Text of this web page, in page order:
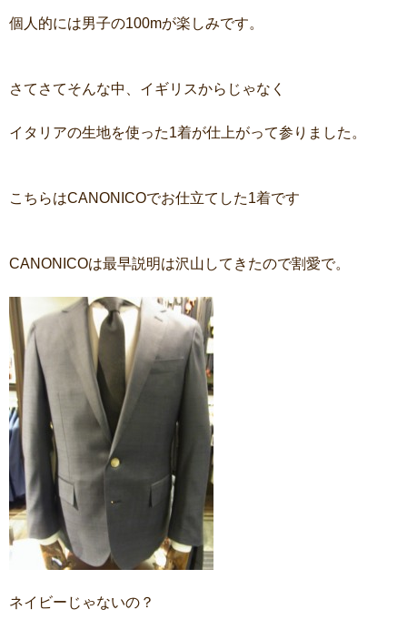
個人的には男子の100mが楽しみです。
さてさてそんな中、イギリスからじゃなく
イタリアの生地を使った1着が仕上がって参りました。
こちらはCANONICOでお仕立てした1着です
CANONICOは最早説明は沢山してきたので割愛で。
ネイビーじゃないの？